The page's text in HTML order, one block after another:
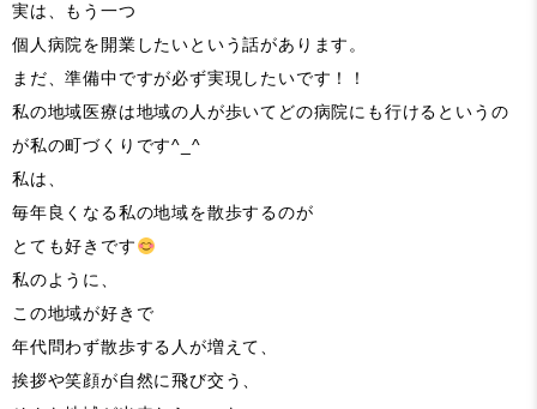
実は、もう一つ
個人病院を開業したいという話があります。
まだ、準備中ですが必ず実現したいです！！
私の地域医療は地域の人が歩いてどの病院にも行けるというの
が私の町づくりです^_^
私は、
毎年良くなる私の地域を散歩するのが
とても好きです
私のように、
この地域が好きで
年代問わず散歩する人が増えて、
挨拶や笑顔が自然に飛び交う、